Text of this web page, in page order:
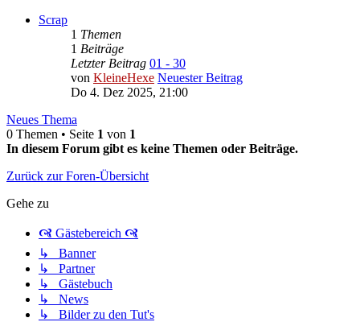
Scrap
1 Themen
1 Beiträge
Letzter Beitrag 01 - 30
von KleineHexe Neuester Beitrag
Do 4. Dez 2025, 21:00
Neues Thema
0 Themen • Seite 1 von 1
In diesem Forum gibt es keine Themen oder Beiträge.
Zurück zur Foren-Übersicht
Gehe zu
🙧 Gästebereich 🙧
↳ Banner
↳ Partner
↳ Gästebuch
↳ News
↳ Bilder zu den Tut's